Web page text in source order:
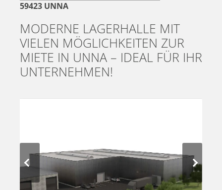
59423 UNNA
MODERNE LAGERHALLE MIT
VIELEN MÖGLICHKEITEN ZUR
MIETE IN UNNA – IDEAL FÜR IHR
UNTERNEHMEN!